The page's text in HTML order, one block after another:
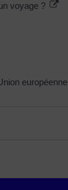
voyage ?
européenne